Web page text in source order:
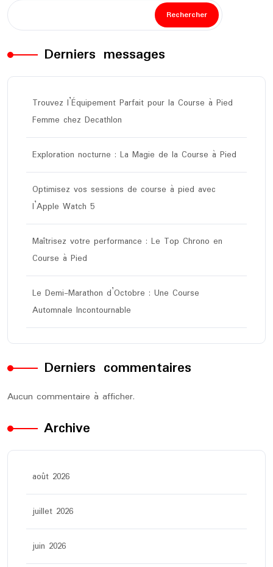
Rechercher
Derniers messages
Trouvez l’Équipement Parfait pour la Course à Pied
Femme chez Decathlon
Exploration nocturne : La Magie de la Course à Pied
Optimisez vos sessions de course à pied avec
l’Apple Watch 5
Maîtrisez votre performance : Le Top Chrono en
Course à Pied
Le Demi-Marathon d’Octobre : Une Course
Automnale Incontournable
Derniers commentaires
Aucun commentaire à afficher.
Archive
août 2026
juillet 2026
juin 2026